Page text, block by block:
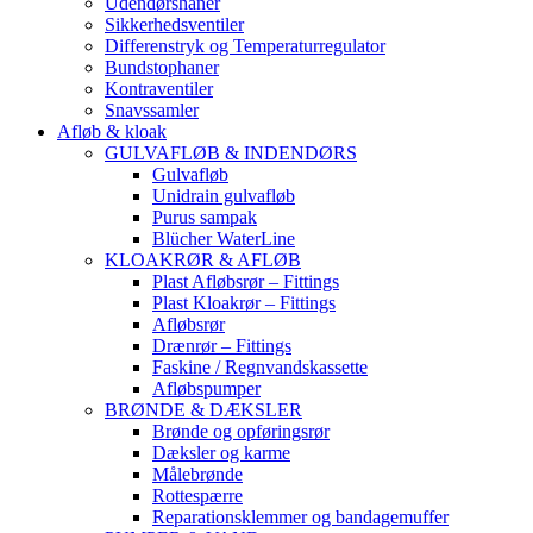
Sikkerhedsventiler
Differenstryk og Temperaturregulator
Bundstophaner
Kontraventiler
Snavssamler
Afløb & kloak
GULVAFLØB & INDENDØRS
Gulvafløb
Unidrain gulvafløb
Purus sampak
Blücher WaterLine
KLOAKRØR & AFLØB
Plast Afløbsrør – Fittings
Plast Kloakrør – Fittings
Afløbsrør
Drænrør – Fittings
Faskine / Regnvandskassette
Afløbspumper
BRØNDE & DÆKSLER
Brønde og opføringsrør
Dæksler og karme
Målebrønde
Rottespærre
Reparationsklemmer og bandagemuffer